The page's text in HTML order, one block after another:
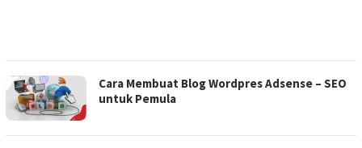
Cara Membuat Blog Wordpres Adsense – SEO
untuk Pemula